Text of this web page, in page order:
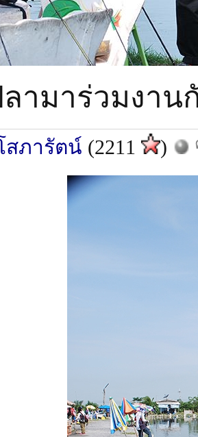
ามาร่วมงา
ภารัตน์ (2211 )